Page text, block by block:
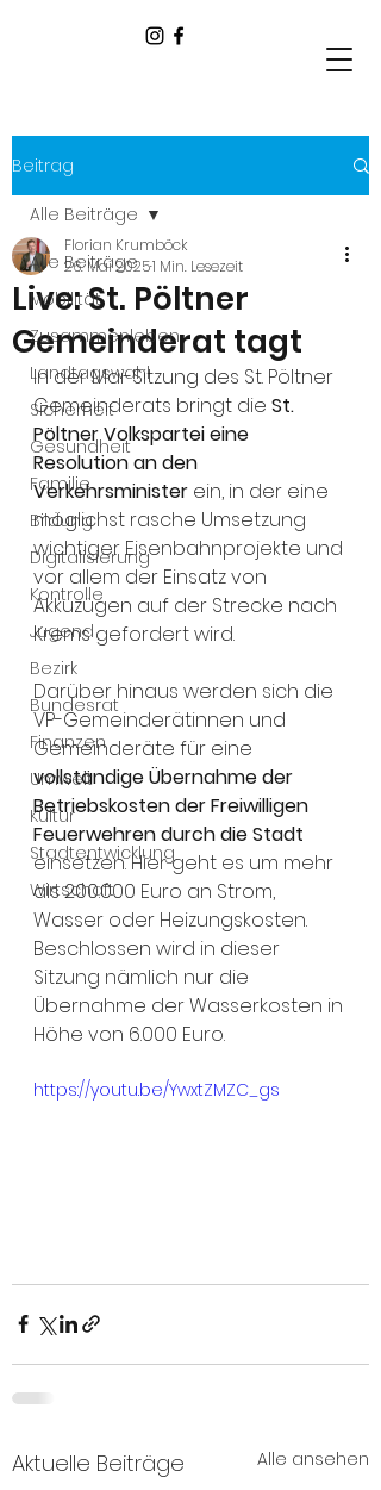
Beitrag
Alle Beiträge
Mobilität
Zusammenleben
Landtagswahl
Sicherheit
Gesundheit
Familie
Bildung
Digitalisierung
Kontrolle
Jugend
Bezirk
Bundesrat
Finanzen
Umwelt
Kultur
Stadtentwicklung
Wirtschaft
Alle Beiträge
Live: St. Pöltner
Gemeinderat tagt
Florian Krumböck
26. Mai 20251 Min. Lesezeit
In der Mai-Sitzung des St. Pöltner
Gemeinderats bringt die St.
Pöltner Volkspartei eine
Resolution an den
Verkehrsminister ein, in der eine
möglichst rasche Umsetzung
wichtiger Eisenbahnprojekte und
vor allem der Einsatz von
Akkuzügen auf der Strecke nach
Krems gefordert wird.
Darüber hinaus werden sich die
VP-Gemeinderätinnen und
Gemeinderäte für eine
vollständige Übernahme der
Betriebskosten der Freiwilligen
Feuerwehren durch die Stadt
einsetzen. Hier geht es um mehr
als 200.000 Euro an Strom,
Wasser oder Heizungskosten.
Beschlossen wird in dieser
Sitzung nämlich nur die
Übernahme der Wasserkosten in
Höhe von 6.000 Euro.
https://youtu.be/YwxtZMZC_gs
Aktuelle Beiträge Alle ansehen